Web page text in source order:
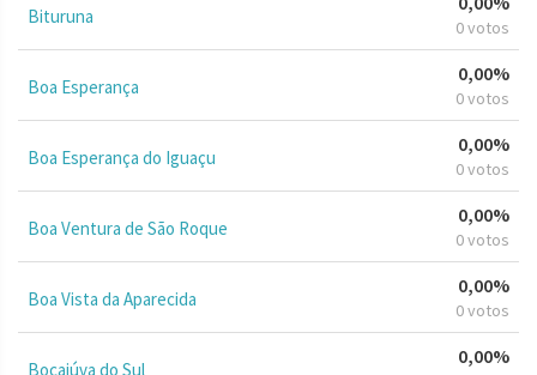
Bituruna 0 votos
Boa Esperança
0,00%
0 votos
Boa Esperança do Iguaçu
0,00%
0 votos
Boa Ventura de São Roque
0,00%
0 votos
Boa Vista da Aparecida
0,00%
0 votos
Bocaiúva do Sul
0,00%